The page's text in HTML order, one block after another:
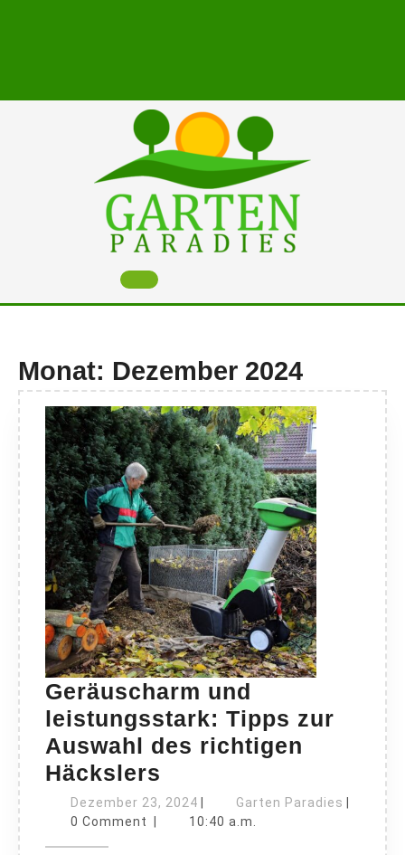
Open
Monat: Dezember 2024
Geräuscharm und
leistungsstark: Tipps zur
Auswahl des richtigen
Häckslers
und
leistungsstark:
Dezember 23, 2024Dezember
23,
Garten Paradies Garten
Paradies
0 Comment
10:40 a.m.